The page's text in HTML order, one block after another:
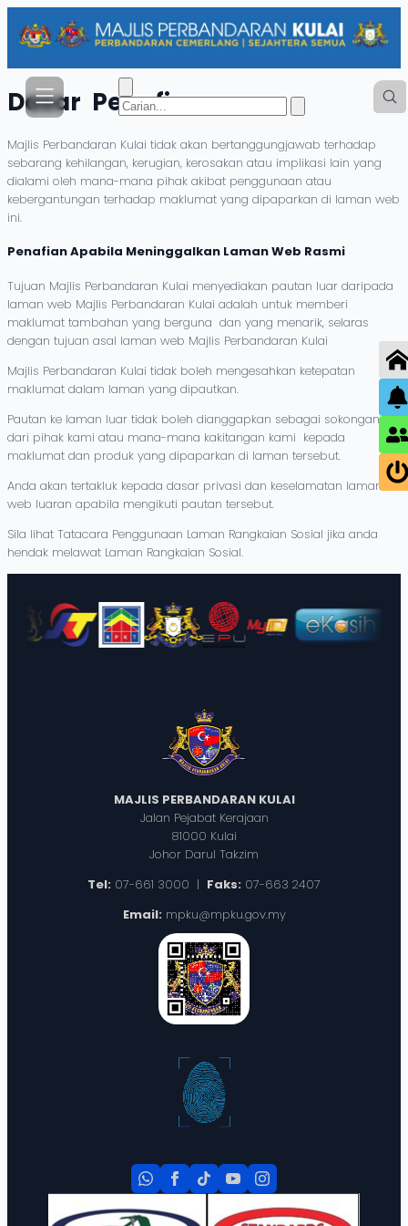
Dasar Penafian
Majlis Perbandaran Kulai tidak akan bertanggungjawab terhadap
sebarang kehilangan, kerugian, kerosakan atau implikasi lain yang
dialami oleh mana-mana pihak akibat penggunaan atau
kebergantungan terhadap maklumat yang dipaparkan di laman web
ini.
Penafian Apabila Meninggalkan Laman Web Rasmi
Tujuan Majlis Perbandaran Kulai menyediakan pautan luar daripada
laman web Majlis Perbandaran Kulai adalah untuk memberi
maklumat tambahan yang berguna dan yang menarik, selaras
dengan tujuan asal laman web Majlis Perbandaran Kulai
Majlis Perbandaran Kulai tidak boleh mengesahkan ketepatan
maklumat dalam laman yang dipautkan.
Pautan ke laman luar tidak boleh dianggapkan sebagai sokongan
dari pihak kami atau mana-mana kakitangan kami kepada
maklumat dan produk yang dipaparkan di laman tersebut.
Anda akan tertakluk kepada dasar privasi dan keselamatan laman
web luaran apabila mengikuti pautan tersebut.
Sila lihat Tatacara Penggunaan Laman Rangkaian Sosial jika anda
hendak melawat Laman Rangkaian Sosial.
MAJLIS PERBANDARAN KULAI
Jalan Pejabat Kerajaan
81000 Kulai
Johor Darul Takzim
Tel: 07-661 3000 | Faks: 07-663 2407
Email: mpku@mpku.gov.my